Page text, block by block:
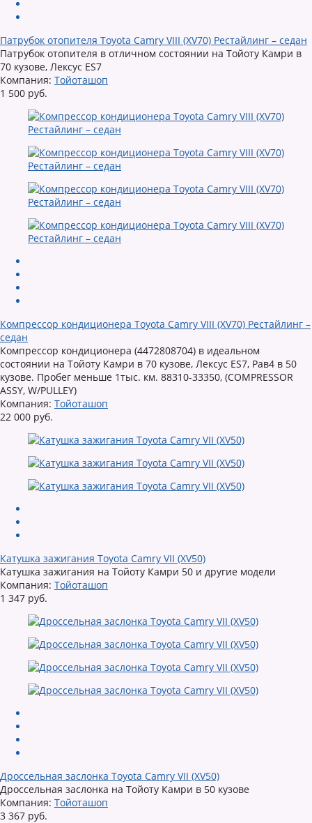
Патрубок отопителя Toyota Camry VIII (XV70) Рестайлинг – седан
Патрубок отопителя в отличном состоянии на Тойоту Камри в
70 кузове, Лексус ES7
Компания: Тойоташоп
1 500 руб.
Компрессор кондиционера Toyota Camry VIII (XV70) Рестайлинг –
седан
Компрессор кондиционера (4472808704) в идеальном
состоянии на Тойоту Камри в 70 кузове, Лексус ES7, Рав4 в 50
кузове. Пробег меньше 1тыс. км. 88310-33350, (COMPRESSOR
ASSY, W/PULLEY)
Компания: Тойоташоп
22 000 руб.
Катушка зажигания Toyota Camry VII (XV50)
Катушка зажигания на Тойоту Камри 50 и другие модели
Компания: Тойоташоп
1 347 руб.
Дроссельная заслонка Toyota Camry VII (XV50)
Дроссельная заслонка на Тойоту Камри в 50 кузове
Компания: Тойоташоп
3 367 руб.